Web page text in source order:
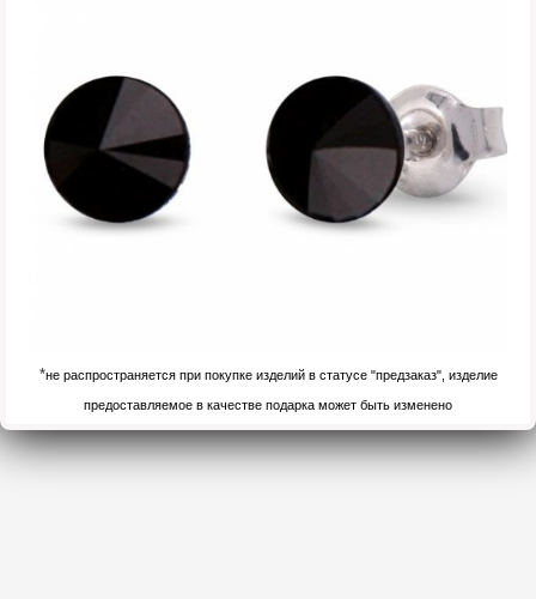
*не распространяется при покупке изделий в статусе "предзаказ", изделие
предоставляемое в качестве подарка может быть изменено